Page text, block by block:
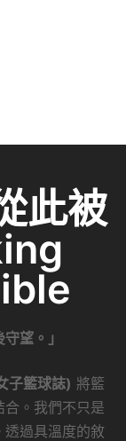
此被
望。」
子籃球誌) 將籃
。我們不只是
透過具溫度的敘